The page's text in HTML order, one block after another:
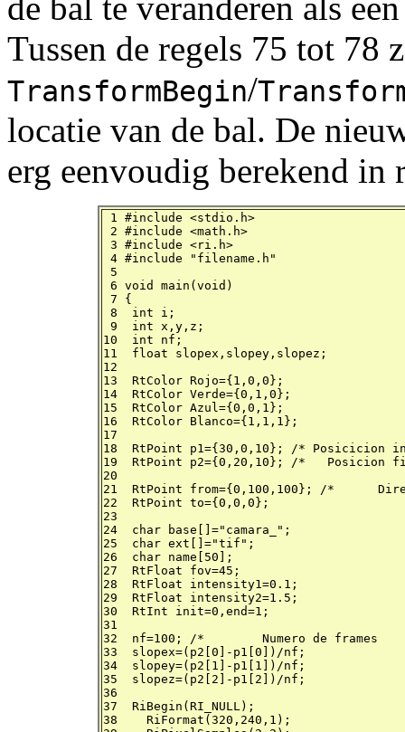
de bal te veranderen als
Tussen de regels 75 tot 78
TransformBegin/
locatie van de bal. De
erg eenvoudig berekend in
1 #include <stdio.h>
2 #include <math.h>
3 #include <ri.h>
4 #include "filename.h"
5
6 void main(void)
7 {
8  int i;
9  int x,y,z;
10  int nf;
11  float slopex,slopey,slopez;
12
13  RtColor Rojo={1,0,0};
14  RtColor Verde={0,1,0};
15  RtColor Azul={0,0,1};
16  RtColor Blanco={1,1,1};
17
18  RtPoint p1={30,0,10}; /* Posicicion
19  RtPoint p2={0,20,10}; /*   Posicion
20
21  RtPoint from={0,100,100}; /*
22  RtPoint to={0,0,0};
23
24  char base[]="camara_";
25  char ext[]="tif";
26  char name[50];
27  RtFloat fov=45;
28  RtFloat intensity1=0.1;
29  RtFloat intensity2=1.5;
30  RtInt init=0,end=1;
31
32  nf=100; /*        Numero de frames
33  slopex=(p2[0]-p1[0])/nf;
34  slopey=(p2[1]-p1[1])/nf;
35  slopez=(p2[2]-p1[2])/nf;
36
37  RiBegin(RI_NULL);
38    RiFormat(320,240,1);